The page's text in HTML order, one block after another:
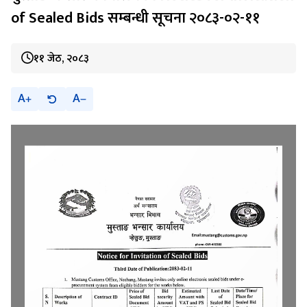
of Sealed Bids सम्बन्धी सूचना २०८३-०२-११
११ जेठ, २०८३
A A